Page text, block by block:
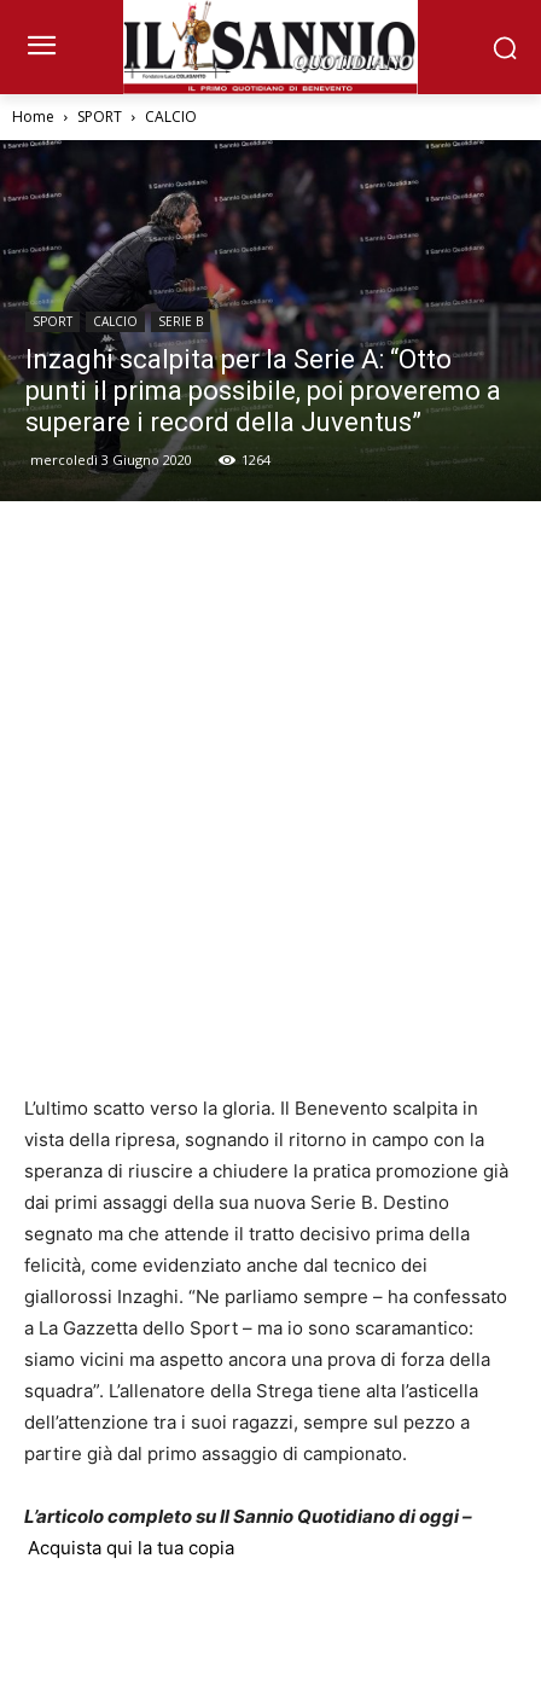
Home SPORT CALCIO
SPORT CALCIO SERIE B
Inzaghi scalpita per la Serie A: “Otto
punti il prima possibile, poi proveremo a
superare i record della Juventus”
mercoledì 3 Giugno 2020 1264
L’ultimo scatto verso la gloria. Il Benevento scalpita in
vista della ripresa, sognando il ritorno in campo con la
speranza di riuscire a chiudere la pratica promozione già
dai primi assaggi della sua nuova Serie B. Destino
segnato ma che attende il tratto decisivo prima della
felicità, come evidenziato anche dal tecnico dei
giallorossi Inzaghi. “Ne parliamo sempre – ha confessato
a La Gazzetta dello Sport – ma io sono scaramantico:
siamo vicini ma aspetto ancora una prova di forza della
squadra”. L’allenatore della Strega tiene alta l’asticella
dell’attenzione tra i suoi ragazzi, sempre sul pezzo a
partire già dal primo assaggio di campionato.
L’articolo completo su Il Sannio Quotidiano di oggi –
Acquista qui la tua copia